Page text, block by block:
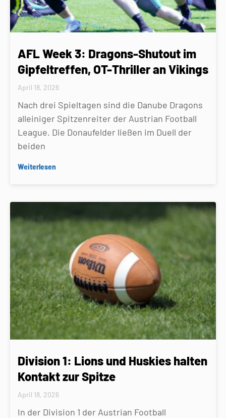
AFL Week 3: Dragons-Shutout im
Gipfeltreffen, OT-Thriller an Vikings
April 18, 2026
Nach drei Spieltagen sind die Danube Dragons
alleiniger Spitzenreiter der Austrian Football
League. Die Donaufelder ließen im Duell der
beiden
Weiterlesen
Division 1: Lions und Huskies halten
Kontakt zur Spitze
April 18, 2026
In der Division 1 der Austrian Football